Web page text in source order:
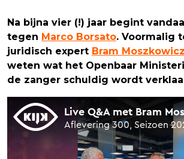
Na bijna vier (!) jaar begint
tegen Marco Borsato. Voormalig
juridisch expert Bram Moszkowicz
weten wat het Openbaar
de zanger schuldig wordt